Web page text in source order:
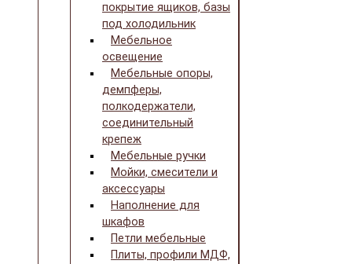
покрытие ящиков, базы
под холодильник
Мебельное
освещение
Мебельные опоры,
демпферы,
полкодержатели,
соединительный
крепеж
Мебельные ручки
Мойки, смесители и
аксессуары
Наполнение для
шкафов
Петли мебельные
Плиты, профили МДФ,